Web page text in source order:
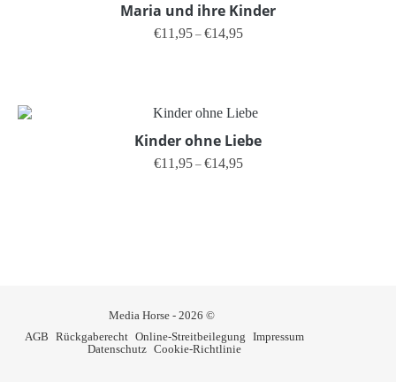
Maria und ihre Kinder
€11,95 – €14,95Preisspanne: €11,95 bis €14,95
Kinder ohne Liebe
€11,95 – €14,95Preisspanne: €11,95 bis €14,95
Media Horse - 2026 ©
AGB Rückgaberecht Online-Streitbeilegung Impressum
Datenschutz Cookie-Richtlinie